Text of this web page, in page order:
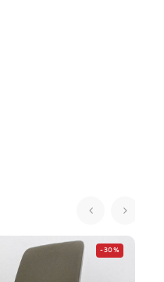
-30%
›